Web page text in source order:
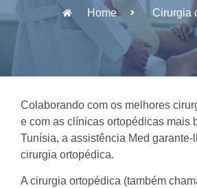
Home Cirurgia
Colaborando com os melhores
e com as clínicas ortopédicas mais
Tunísia, a assistência Med garante-
cirurgia ortopédica.
A cirurgia ortopédica (também